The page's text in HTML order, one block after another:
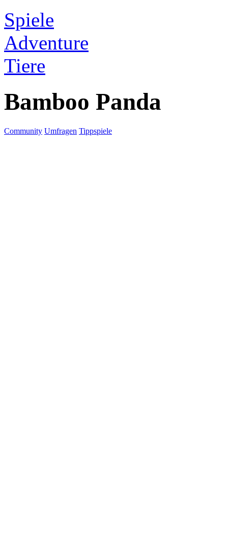
Spiele
Adventure
Tiere
Bamboo Panda
Community Umfragen Tippspiele